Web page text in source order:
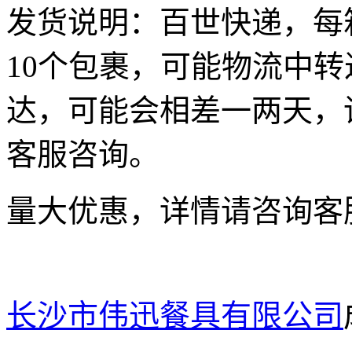
发货说明：百世快递，
10个包裹，可能物流中
达，可能会相差一两天
客服咨询。
量大优惠，详情请咨询客
长沙市伟迅餐具有限公司